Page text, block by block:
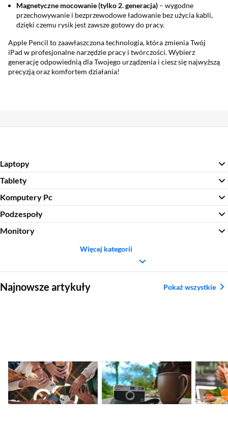
Magnetyczne mocowanie (tylko 2. generacja) – wygodne
przechowywanie i bezprzewodowe ładowanie bez użycia kabli,
dzięki czemu rysik jest zawsze gotowy do pracy.
Apple Pencil to zaawłaszczona technologia, która zmienia Twój
iPad w profesjonalne narzędzie pracy i twórczości. Wybierz
generację odpowiednią dla Twojego urządzenia i ciesz się najwyższą
precyzją oraz komfortem działania!
Laptopy
Tablety
Komputery Pc
Podzespoły
Monitory
Więcej kategorii
Najnowsze artykuły Pokaż wszystkie
Nadchodzące
premiery smartfonów
– kalendarz nowości
2026
Ranking aparatów
kompaktowych.
Najlepsze modele
2026